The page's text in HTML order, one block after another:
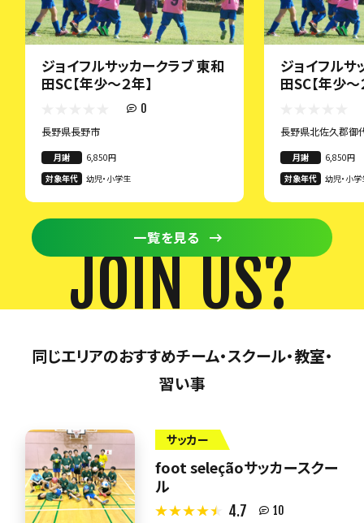
ジョイフルサッカークラブ 東和
田SC【年少～２年】
0
長野県長野市
月謝
6,850円
対象年代
幼児・小学生
ジョイフルサ
田SC【年少～
長野県北佐久郡御
月謝
6,850円
対象年代
幼児・小
一覧を見る
JOIN US?
同じエリアのおすすめチーム・スクール・教室・
習い事
サッカー
foot seleçãoサッカースクー
ル
4.7 10